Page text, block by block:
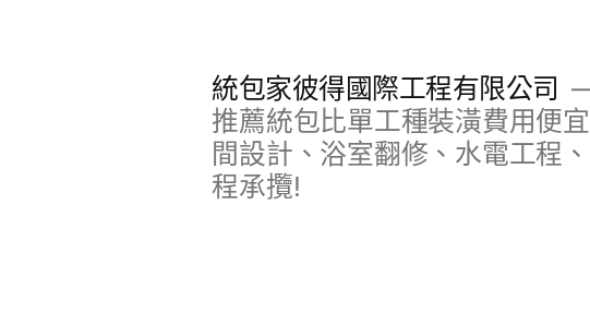
統包家彼得國際工程有限公司
推薦統包比單工種裝潢費用便
間設計、浴室翻修、水電工程
程承攬!